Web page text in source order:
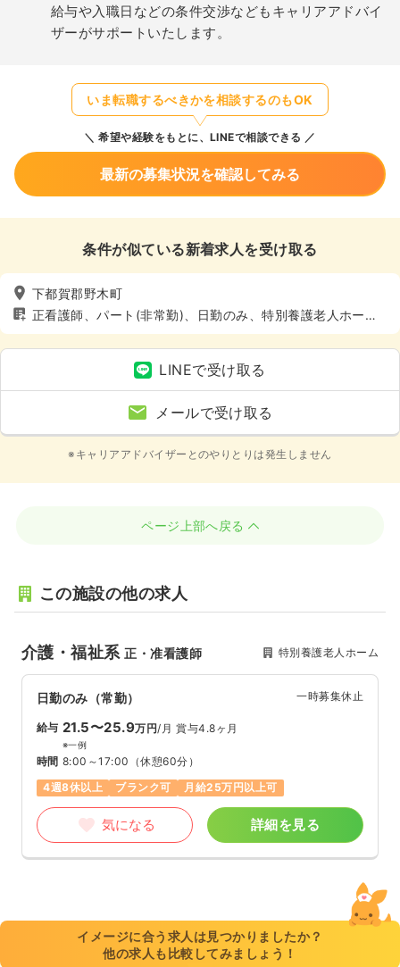
給与や入職日などの条件交渉などもキャリアアドバイ
ザーがサポートいたします。
いま転職するべきかを相談するのもOK
希望や経験をもとに、LINEで相談できる
最新の募集状況を確認してみる
条件が似ている新着求人を受け取る
下都賀郡野木町
正看護師、パート(非常勤)、日勤のみ、特別養護老人ホー
ム、介護・福祉系、4週8休以上
LINEで受け取る
メールで受け取る
※キャリアアドバイザーとのやりとりは発生しません
ページ上部へ戻る
この施設の他の求人
介護・福祉系正・准看護師 特別養護老人ホーム
日勤のみ（常勤） 一時募集休止
給与 21.5〜25.9万円/月 賞与4.8ヶ月
※一例
時間 8:00～17:00 （休憩60分）
4週8休以上
ブランク可 月給25万円以上可
気になる 詳細を見る
イメージに合う求人は見つかりましたか？
他の求人も比較してみましょう！